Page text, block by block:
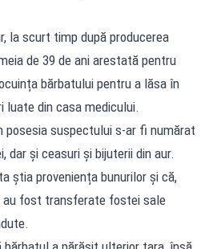
la scurt timp după producerea
de 39 de ani arestată pentru
bărbatului pentru a lăsa în
luate din casa medicului.
suspectului s-ar fi numărat
dar și ceasuri și bijuterii din aur.
știa proveniența bunurilor și că,
au fost transferate fostei sale